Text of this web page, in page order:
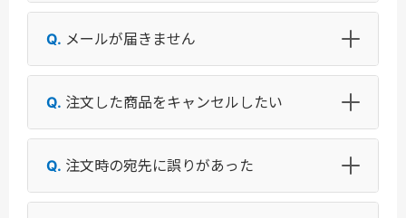
メールが届きません
注文した商品をキャンセルしたい
注文時の宛先に誤りがあった